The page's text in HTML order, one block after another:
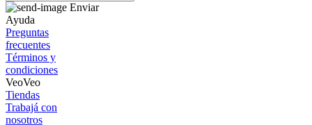
Enviar
Ayuda
Preguntas
frecuentes
Términos y
condiciones
VeoVeo
Tiendas
Trabajá con
nosotros